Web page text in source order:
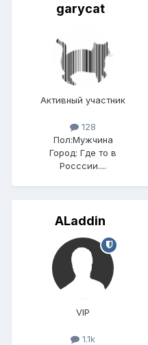
garycat
Активный участник
128
Пол:Мужчина
Город: Где то в
Росссии....
ALaddin
VIP
1.1k